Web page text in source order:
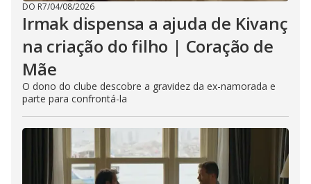
DO R7/04/08/2026
Irmak dispensa a ajuda de Kivanç
na criação do filho | Coração de
Mãe
O dono do clube descobre a gravidez da ex-namorada e
parte para confrontá-la